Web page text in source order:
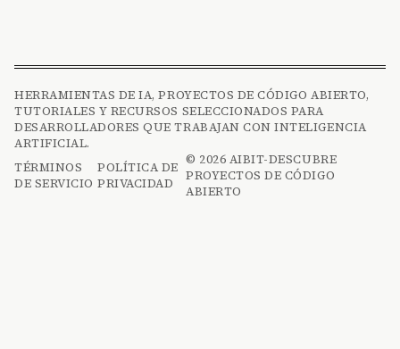
HERRAMIENTAS DE IA, PROYECTOS DE CÓDIGO ABIERTO,
TUTORIALES Y RECURSOS SELECCIONADOS PARA
DESARROLLADORES QUE TRABAJAN CON INTELIGENCIA
ARTIFICIAL.
TÉRMINOS
DE SERVICIO
POLÍTICA DE
PRIVACIDAD
© 2026 AIBIT-DESCUBRE
PROYECTOS DE CÓDIGO
ABIERTO